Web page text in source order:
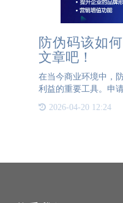
防伪码该如
文章吧！
在当今商业环境中，
利益的重要工具。申
先，企业应选择一家
2026-04-20 12:24